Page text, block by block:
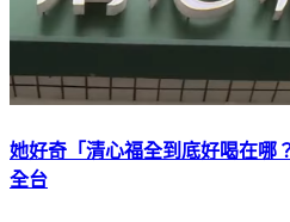
她好奇「清心福全到底好喝在
全台